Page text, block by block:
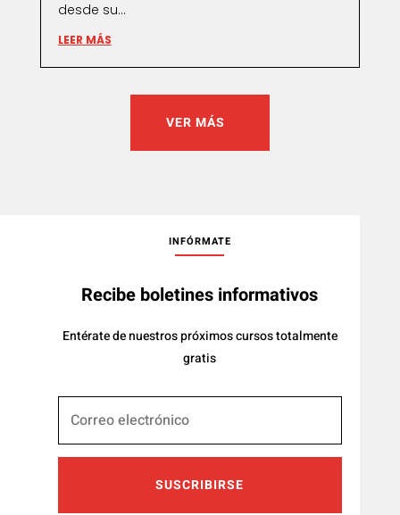
desde su...
LEER MÁS
VER MÁS
INFÓRMATE
Recibe boletines informativos
Entérate de nuestros próximos cursos totalmente
gratis
SUSCRIBIRSE